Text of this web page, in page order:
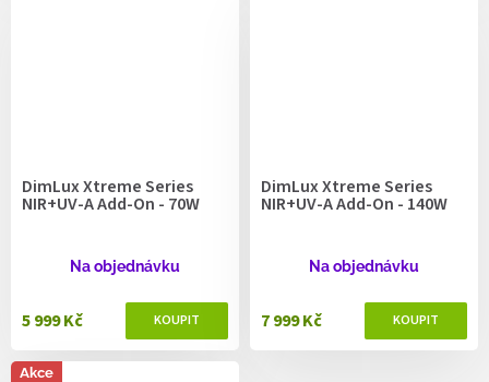
DimLux Xtreme Series
NIR+UV-A Add-On - 70W
Na objednávku
5 999 Kč
DimLux Xtreme Series
NIR+UV-A Add-On - 140W
Na objednávku
7 999 Kč
Akce